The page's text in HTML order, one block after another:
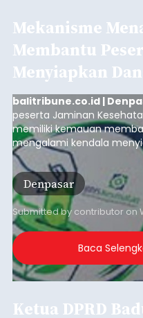
Mekanisme
Membantu
Menyiapkan
balitribune.co.id |
peserta Jaminan
memiliki kemauan
mengalami kendala
penuh saat jatuh tempo
Kondisi ini terutama
segmen Pekerja Bukan
yang memiliki
Denpasar
Submitted by contributor on
Baca
Ketua DPRD